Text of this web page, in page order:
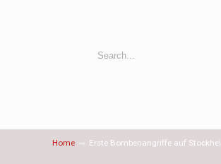
Home → Erste Bombenangriffe auf